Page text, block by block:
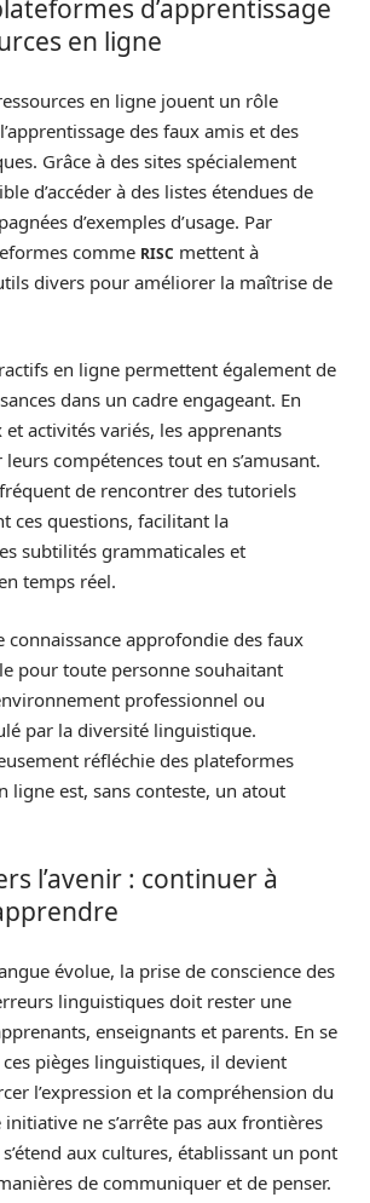
d’apprentissage
en ligne
en ligne jouent un rôle
des faux amis et des
Grâce à des sites spécialement
d’accéder à des listes étendues de
d’exemples d’usage. Par
comme RISC mettent à
divers pour améliorer la maîtrise de
en ligne permettent également de
dans un cadre engageant. En
activités variés, les apprenants
compétences tout en s’amusant.
de rencontrer des tutoriels
ces questions, facilitant la
subtilités grammaticales et
temps réel.
connaissance approfondie des faux
pour toute personne souhaitant
professionnel ou
par la diversité linguistique.
réfléchie des plateformes
ligne est, sans conteste, un atout
l’avenir : continuer à
évolue, la prise de conscience des
linguistiques doit rester une
enseignants et parents. En se
pièges linguistiques, il devient
l’expression et la compréhension du
ne s’arrête pas aux frontières
aux cultures, établissant un pont
de communiquer et de penser.